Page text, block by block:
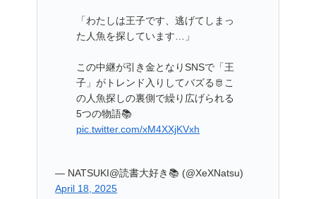
「わたしは王子です、逃げてしまっ
た人魚を探しています…」
この中継が引き金となりSNSで「王
子」がトレンド入りしてバズる🫅こ
の人魚探しの裏側で繰り広げられる
5つの物語📚
pic.twitter.com/xM4XXjKVxh
— NATSUKI@読書大好き📚 (@XeXNatsu)
April 18, 2025